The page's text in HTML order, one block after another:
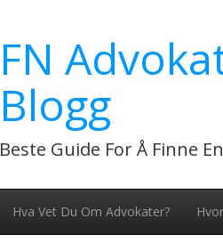
FN
Blogg
Beste Guide For Å Finne
Hva Vet Du Om Advokater?